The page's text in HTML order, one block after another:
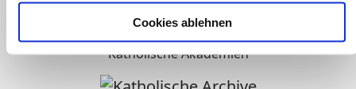
Cookies ablehnen
Katholische Akademien